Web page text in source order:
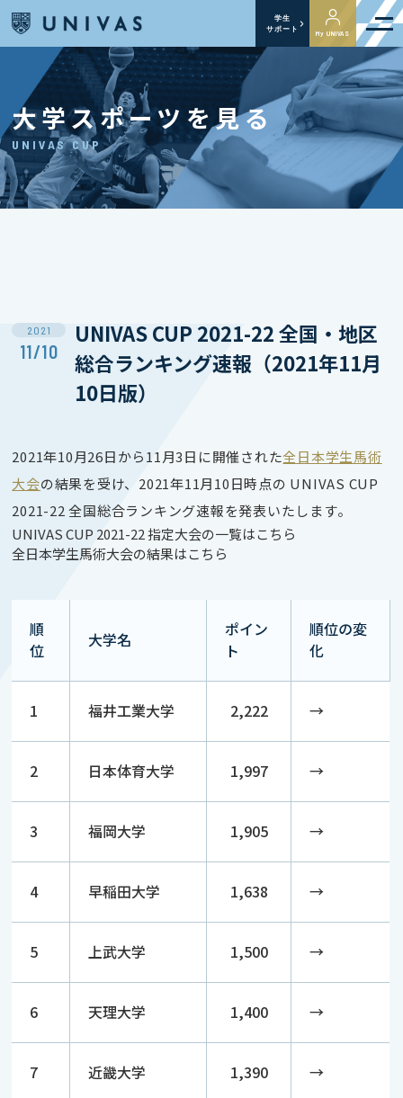
学生
サポート
My UNIVAS
大学スポーツを見る
UNIVAS CUP
2021
11/10
UNIVAS CUP 2021-22 全国・地区
総合ランキング速報（2021年11月
10日版）
2021年10月26日から11月3日に開催された全日本学生馬術
大会の結果を受け、2021年11月10日時点の UNIVAS CUP
2021-22 全国総合ランキング速報を発表いたします。
UNIVAS CUP 2021-22 指定大会の一覧はこちら
全日本学生馬術大会の結果はこちら
順
位
大学名
ポイン
ト
順位の変
化
1 福井工業大学 2,222 →
2 日本体育大学 1,997 →
3 福岡大学 1,905 →
4 早稲田大学 1,638 →
5 上武大学 1,500 →
6 天理大学 1,400 →
7 近畿大学 1,390 →